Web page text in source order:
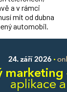
a v rámci
mít od dubna
automobil.